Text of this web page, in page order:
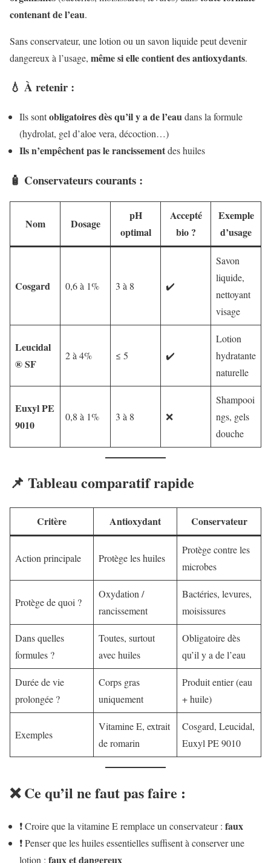
contenant de l’eau.
Sans conservateur, une lotion ou un savon liquide peut devenir
dangereux à l’usage, même si elle contient des antioxydants.
💧 À retenir :
Ils sontobligatoires dès qu’il y a de l’eaudans la formule
(hydrolat, gel d’aloe vera, décoction…)
Ils n’empêchent pas le rancissementdes huiles
🧴 Conservateurs courants :
Nom Dosage
pH
optimal
Accepté
bio ?
Exemple
d’usage
Cosgard 0,6 à 1% 3 à 8 ✔️
Savon
liquide,
nettoyant
visage
Leucidal
® SF
2 à 4% ≤ 5 ✔️
Lotion
hydratante
naturelle
Euxyl PE
9010
0,8 à 1% 3 à 8 ❌
Shampooi
ngs, gels
douche
📌 Tableau comparatif rapide
Critère Antioxydant Conservateur
Action principale Protège les huiles
Protège contre les
microbes
Protège de quoi ?
Oxydation /
rancissement
Bactéries, levures,
moisissures
Dans quelles
formules ?
Toutes, surtout
avec huiles
Obligatoire dès
qu’il y a de l’eau
Durée de vie
prolongée ?
Corps gras
uniquement
Produit entier (eau
+ huile)
Exemples
Vitamine E, extrait
de romarin
Cosgard, Leucidal,
Euxyl PE 9010
❌ Ce qu’il ne fautpas faire :
❗ Croire que la vitamine E remplace un conservateur : faux
❗ Penser que les huiles essentielles suffisent à conserver une
lotion : faux et dangereux